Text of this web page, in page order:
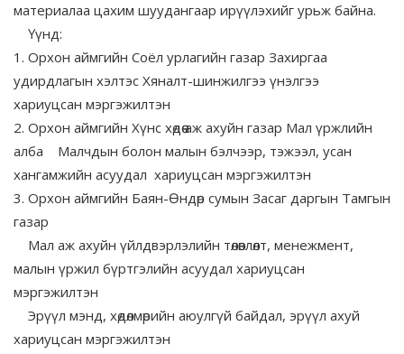
материалаа цахим шуудангаар ирүүлэхийг урьж байна.
Үүнд:
1. Орхон аймгийн Соёл урлагийн газар Захиргаа
удирдлагын хэлтэс Хяналт-шинжилгээ үнэлгээ
хариуцсан мэргэжилтэн
2. Орхон аймгийн Хүнс хөдөө аж ахуйн газар Мал үржлийн
алба Малчдын болон малын бэлчээр, тэжээл, усан
хангамжийн асуудал хариуцсан мэргэжилтэн
3. Орхон аймгийн Баян-Өндөр сумын Засаг даргын Тамгын
газар
Мал аж ахуйн үйлдвэрлэлийн төлөвлөлт, менежмент,
малын үржил бүртгэлийн асуудал хариуцсан
мэргэжилтэн
Эрүүл мэнд, хөдөлмөрийн аюулгүй байдал, эрүүл ахуй
хариуцсан мэргэжилтэн